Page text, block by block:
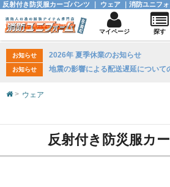
お知らせ 2026年 夏季休業のお知らせ
お知らせ 地震の影響による配送遅延について
ウェア
反射付き防災服カ
反射付き防災服カーゴパンツ ｜ ウェア ｜消防ユニフ
マイページ 探す